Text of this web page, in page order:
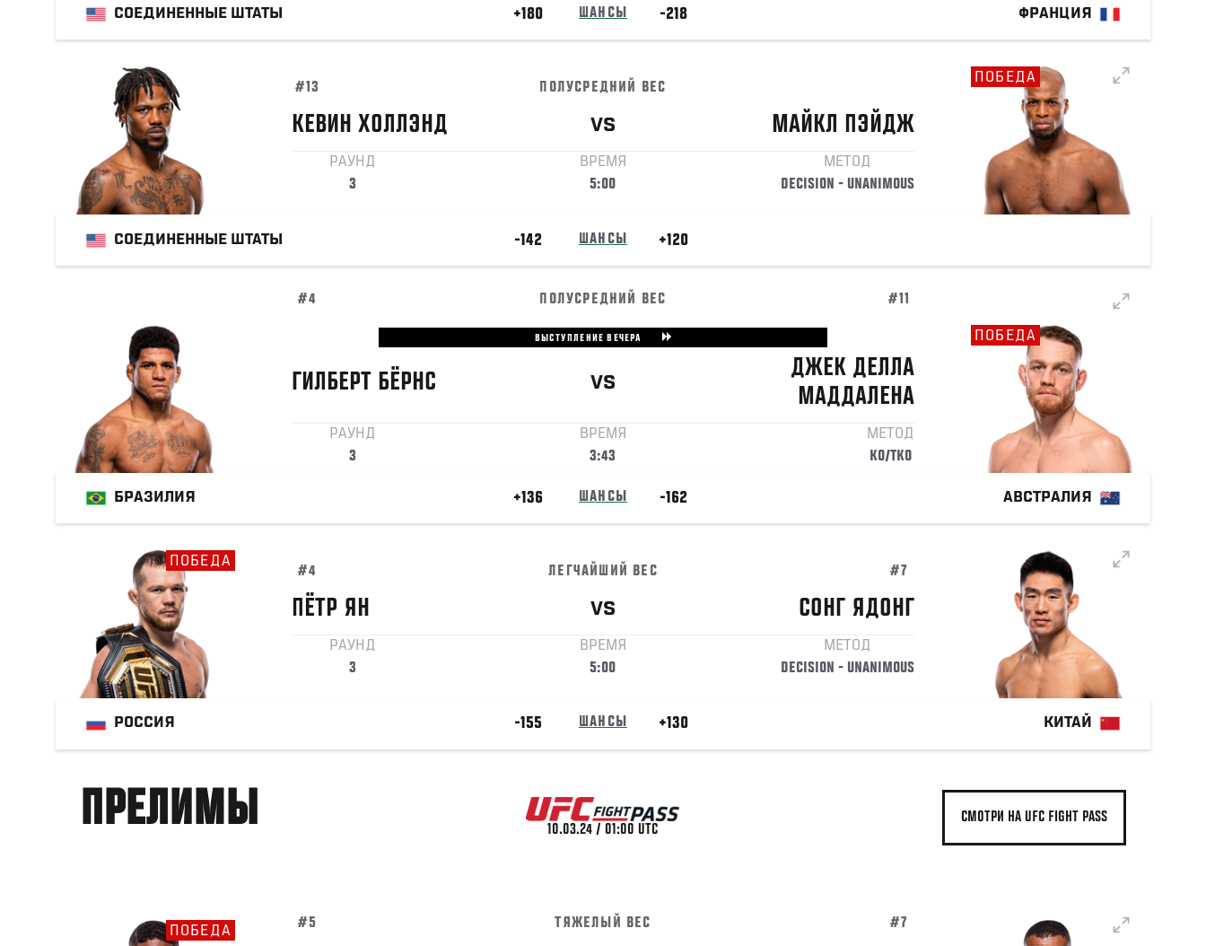
СОЕДИНЕННЫЕ ШТАТЫ +180 ШАНСЫ -218 ФРАНЦИЯ
#13 ПОЛУСРЕДНИЙ ВЕС
КЕВИН ХОЛЛЭНД VS МАЙКЛ ПЭЙДЖ
РАУНД
3
ВРЕМЯ
5:00
МЕТОД
DECISION - UNANIMOUS
ПОБЕДА
СОЕДИНЕННЫЕ ШТАТЫ -142 ШАНСЫ +120
#4 ПОЛУСРЕДНИЙ ВЕС #11
ВЫСТУПЛЕНИЕ ВЕЧЕРА
ГИЛБЕРТ БЁРНС VS
ДЖЕК ДЕЛЛА
МАДДАЛЕНА
РАУНД
3
ВРЕМЯ
3:43
МЕТОД
KO/TKO
ПОБЕДА
БРАЗИЛИЯ +136 ШАНСЫ -162 АВСТРАЛИЯ
ПОБЕДА
#4 ЛЕГЧАЙШИЙ ВЕС #7
ПЁТР ЯН VS СОНГ ЯДОНГ
РАУНД
3
ВРЕМЯ
5:00
МЕТОД
DECISION - UNANIMOUS
РОССИЯ -155 ШАНСЫ +130 КИТАЙ
ПРЕЛИМЫ 10.03.24 / 01:00 UTC
СМОТРИ НА UFC FIGHT PASS
ПОБЕДА
#5 ТЯЖЕЛЫЙ ВЕС #7